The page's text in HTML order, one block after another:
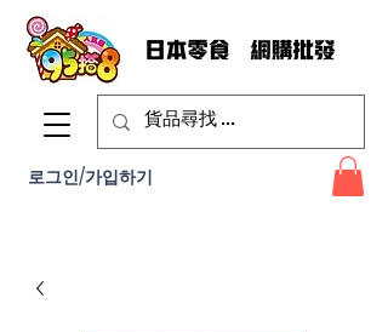
로그인/가입하기